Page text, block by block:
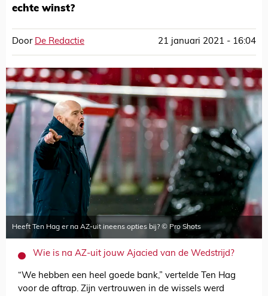
echte winst?
Door De Redactie 21 januari 2021 - 16:04
Heeft Ten Hag er na AZ-uit ineens opties bij? © Pro Shots
Wie is na AZ-uit jouw Ajacied van de Wedstrijd?
“We hebben een heel goede bank,” vertelde Ten Hag
voor de aftrap. Zijn vertrouwen in de wissels werd